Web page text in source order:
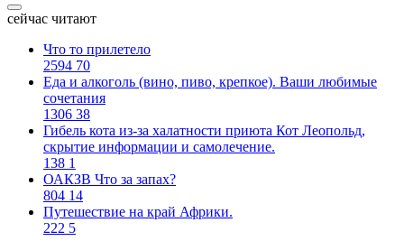
сейчас читают
Что то прилетело
2594 70
Еда и алкоголь (вино, пиво, крепкое). Ваши любимые
сочетания
1306 38
Гибель кота из-за халатности приюта Кот Леопольд,
скрытиe информации и самолечение.
138 1
ОАКЗВ Что за запах?
804 14
Путешествие на край Африки.
222 5